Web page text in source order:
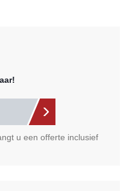
u een offerte inclusief